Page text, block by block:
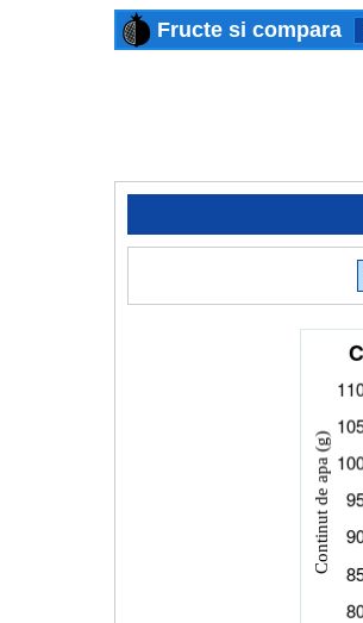
Fructe si compara